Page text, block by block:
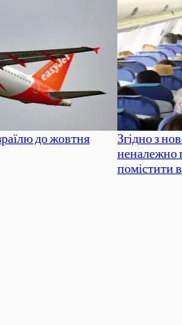
до жовтня
Згідно з
неналежно
помістити